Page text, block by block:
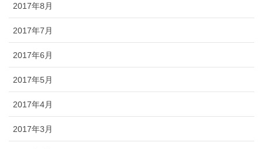
2017年8月
2017年7月
2017年6月
2017年5月
2017年4月
2017年3月